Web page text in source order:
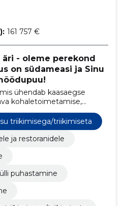
161 757 €
- oleme perekond
on südameasi ja Sinu
ühendab kaasaegse
kohaletoimetamise,
kui ka
triikimisega/triikimiseta
ja restoranidele
puhastamine